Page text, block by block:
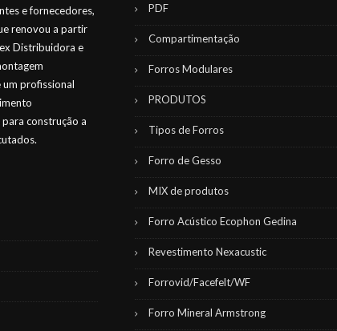
e fornecedores,
renovou a partir
Distribuidora e
profissional
construção a
PDF
Compartimentação
Forros Modulares
PRODUTOS
Tipos de Forros
Forro de Gesso
MIX de produtos
Forro Acústico Ecophon Gedina
Revestimento Nexacustic
Forrovid/Facefelt/WF
Forro Mineral Armstrong